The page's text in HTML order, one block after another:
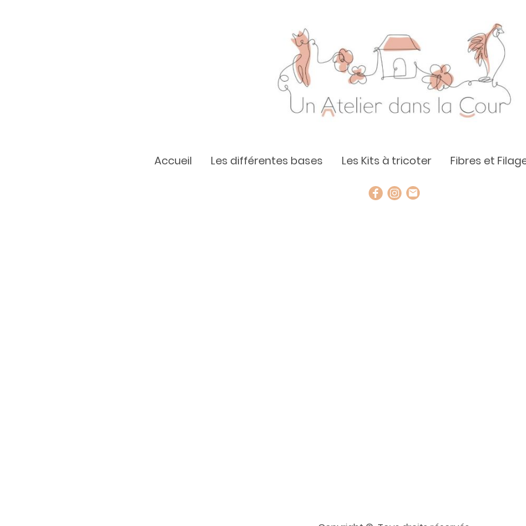
Accueil Les différentes bases Les Kits à tricoter Fibres et